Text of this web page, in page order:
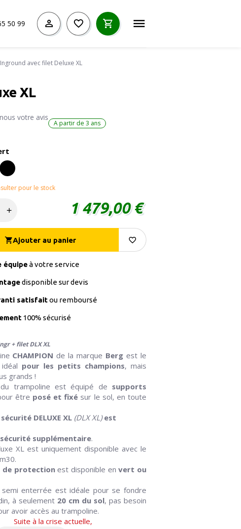
50 99
avec filet Deluxe XL
XL
votre avis
A partir de 3 ans
pour le stock
1 479,00 €
Ajouter au panier
équipeà votre service
disponible sur devis
satisfaitou remboursé
100% sécurisé
+ filet DLX XL
CHAMPION de la marque Berg est le
pour les petits champions, mais
grands !
trampoline est équipé de supports
être posé et fixé sur le sol, en toute
DELUXE XL (DLX XL)est
sécurité supplémentaire.
XL est uniquement disponible avec le
de protectionest disponible en vert ou
semi enterrée est idéale pour se fondre
à seulement 20 cm du sol, pas besoin
avoir accès au trampoline.
Suite à la crise actuelle,